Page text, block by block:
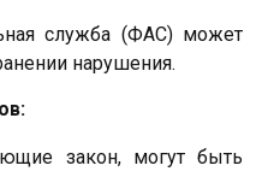
служба (ФАС) может
нарушения.
закон, могут быть